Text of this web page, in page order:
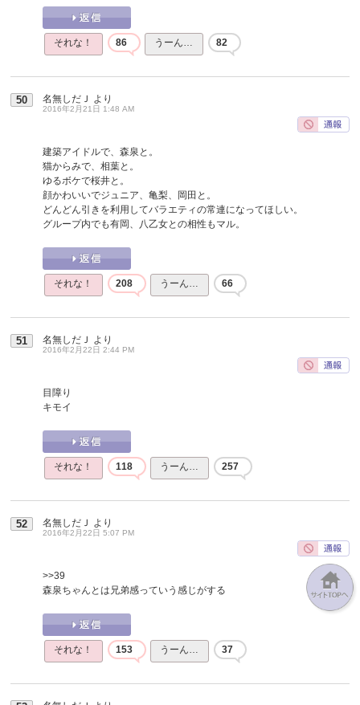
それな！ 86 うーん… 82
50 名無しだＪ より
2016年2月21日 1:48 AM
建築アイドルで、森泉と。
猫からみで、相葉と。
ゆるボケで桜井と。
顔かわいいでジュニア、亀梨、岡田と。
どんどん引きを利用してバラエティの常連になってほしい。
グループ内でも有岡、八乙女との相性もマル。
それな！ 208 うーん… 66
51 名無しだＪ より
2016年2月22日 2:44 PM
目障り
キモイ
それな！ 118 うーん… 257
52 名無しだＪ より
2016年2月22日 5:07 PM
>>39
森泉ちゃんとは兄弟感っていう感じがする
それな！ 153 うーん… 37